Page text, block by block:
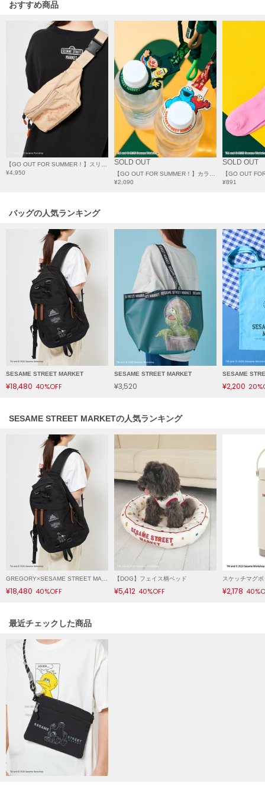
ファーファー
gelato pique
ジェラート ピケ
GELATO PIQUE CAT&DOG
ジェラート ピケ キャットアンドドッグ
gelato pique Sleep
ジェラート ピケ スリープ
HUNTER
ハンター
HOKA ONEONE
ホカ オネオネ
ラート
le coq sportif
ルコックスポルティフ
LeSportsac
レスポートサック
LILY BROWN
リリーブラウン
LILY BROWN Lingerie
リリーブラウンランジェリー
リトルユニオン トウキョウ
made of Organics
メイドオブオーガニクス
MICHU COQUETTE
ミチュ コケット
MIESROHE
ミースロエ
ミーエスミーム
おすすめ商品
¥4,950
SOLD OUT
¥2,090
SOLD OUT
¥891
バッグの人気ランキング
SESAME STREET MARKET
¥18,480 40%OFF
SESAME STREET MARKET
¥3,520
SESAME
¥2,200
SESAME STREET MARKETの人気ランキング
GREGORY×SESAME STREET MARKET／DAY PACK
¥18,480 40%OFF
【DOG】フェイス柄ベッド
¥5,412 40%OFF
スケッチマグ
¥2,178
関連記事
最近チェックした商品